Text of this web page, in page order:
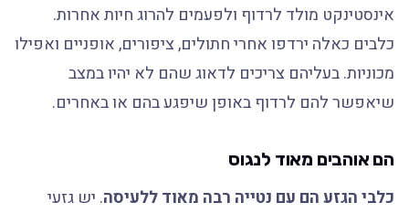
אינסטינקט מולד לרדוף ולפעמים להרוג חיות אחרות.
כלבים כאלה ירדפו אחרי חתולים, ציפורים, אופניים ואפילו
מכוניות. בעליהם צריכים לדאוג שהם לא יהיו במצב
שיאפשר להם לרדוף באופן שיפגע בהם או באחרים.
הם אוהבים מאוד לנגוס
כלבי הגזע הם עם נטייה רבה מאוד ללעיסה. יש גזעי